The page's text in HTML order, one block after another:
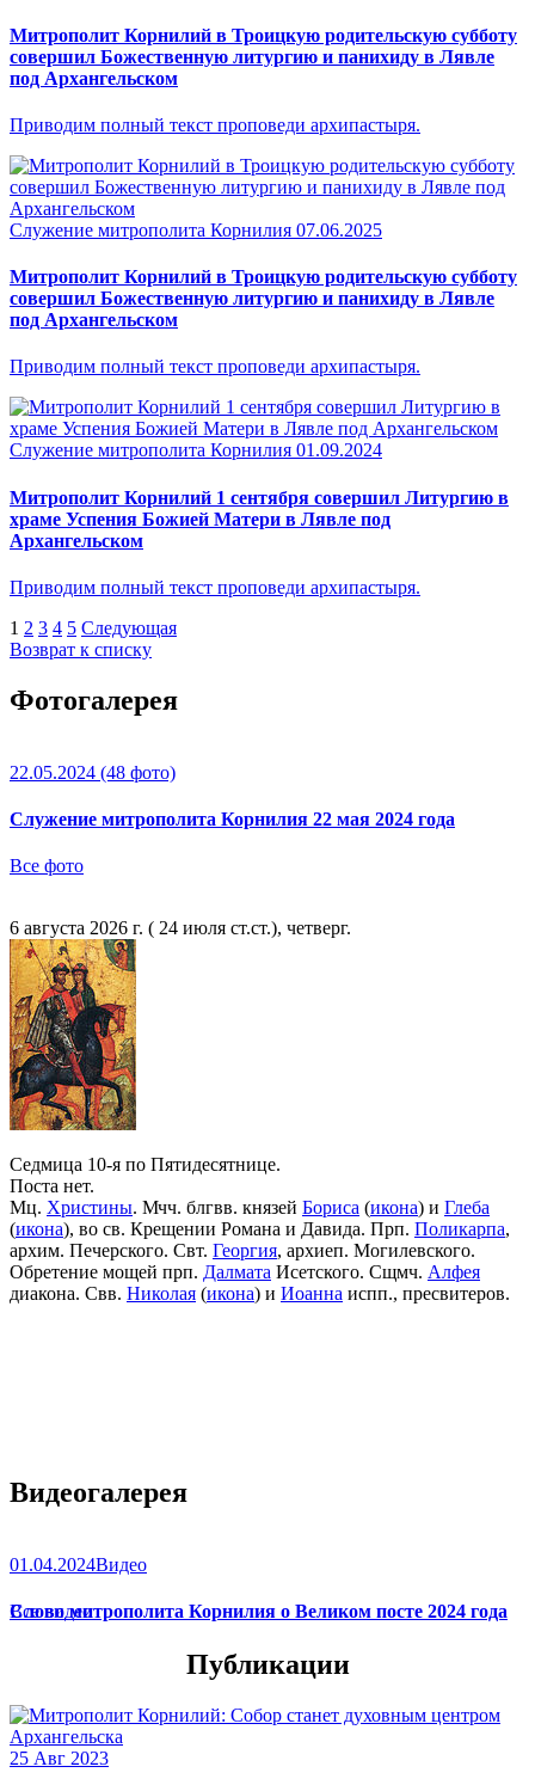
Митрополит Корнилий в Троицкую родительскую субботу
совершил Божественную литургию и панихиду в Лявле
под Архангельском
Приводим полный текст проповеди архипастыря.
Служение митрополита Корнилия 07.06.2025
Митрополит Корнилий в Троицкую родительскую субботу
совершил Божественную литургию и панихиду в Лявле
под Архангельском
Приводим полный текст проповеди архипастыря.
Служение митрополита Корнилия 01.09.2024
Митрополит Корнилий 1 сентября совершил Литургию в
храме Успения Божией Матери в Лявле под
Архангельском
Приводим полный текст проповеди архипастыря.
1 2 3 4 5 Следующая
Возврат к списку
Фотогалерея
22.05.2024 (48 фото)
Служение митрополита Корнилия 22 мая 2024 года
Все фото
6 августа 2026 г. ( 24 июля ст.ст.), четверг.
Седмица 10-я по Пятидесятнице.
Поста нет.
Мц. Христины. Мчч. блгвв. князей Бориса (икона) и Глеба
(икона), во св. Крещении Романа и Давида. Прп. Поликарпа,
архим. Печерского. Свт. Георгия, архиеп. Могилевского.
Обретение мощей прп. Далмата Исетского. Сщмч. Алфея
диакона. Свв. Николая (икона) и Иоанна испп., пресвитеров.
Видеогалерея
01.04.2024Видео
Слово митрополита Корнилия о Великом посте 2024 года
Все видео
Публикации
25 Авг 2023